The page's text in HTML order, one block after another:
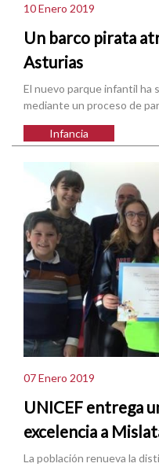
10 Enero 2019
Un barco pirata
Asturias
El nuevo parque infantil ha
mediante un proceso de
Infancia
07 Enero 2019
UNICEF entrega
excelencia a
La población renueva la